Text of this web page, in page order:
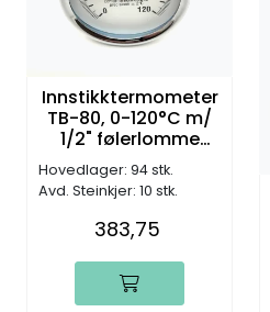
Innstikktermometer
TB-80, 0-120°C m/
1/2" følerlomme
L150mm
Hovedlager: 94 stk.
Avd. Steinkjer: 10 stk.
383,75